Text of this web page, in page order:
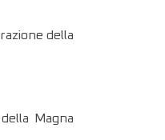
della
Magna